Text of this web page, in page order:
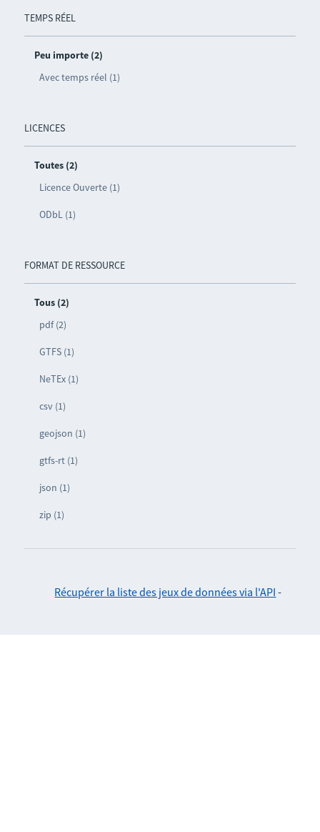
TEMPS RÉEL
Peu importe (2)
Avec temps réel (1)
LICENCES
Toutes (2)
Licence Ouverte (1)
ODbL (1)
FORMAT DE RESSOURCE
Tous (2)
pdf (2)
GTFS (1)
NeTEx (1)
csv (1)
geojson (1)
gtfs-rt (1)
json (1)
zip (1)
Récupérer la liste des jeux de données via l'API -